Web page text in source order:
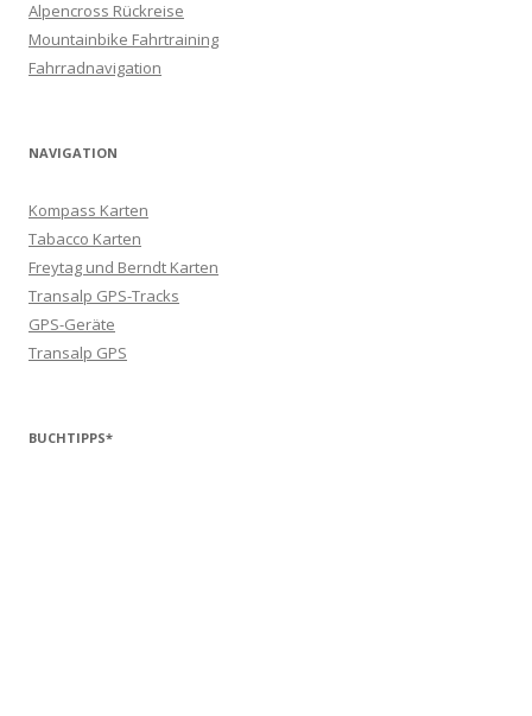
Alpencross Rückreise
Mountainbike Fahrtraining
Fahrradnavigation
NAVIGATION
Kompass Karten
Tabacco Karten
Freytag und Berndt Karten
Transalp GPS-Tracks
GPS-Geräte
Transalp GPS
BUCHTIPPS*